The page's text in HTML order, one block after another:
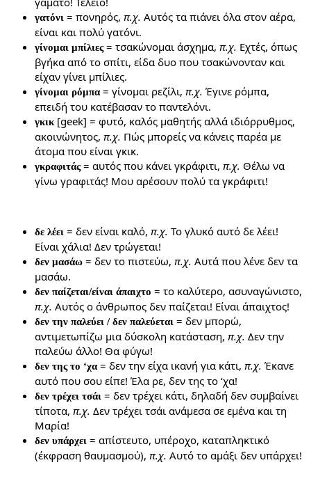
γατόνι = πονηρός, π.χ. Αυτός τα πιάνει όλα στον αέρα,
είναι και πολύ γατόνι.
γίνομαι μπίλιες= τσακώνομαι άσχημα, π.χ. Εχτές, όπως
βγήκα από το σπίτι, είδα δυο που τσακώνονταν και
είχαν γίνει μπίλιες.
γίνομαι ρόμπα= γίνομαι ρεζίλι, π.χ. Έγινε ρόμπα,
επειδή του κατέβασαν το παντελόνι.
γκικ [geek] = φυτό, καλός μαθητής αλλά ιδιόρρυθμος,
ακοινώνητος, π.χ. Πώς μπορείς να κάνεις παρέα με
άτομα που είναι γκικ.
γκραφιτάς= αυτός που κάνει γκράφιτι, π.χ. Θέλω να
γίνω γραφιτάς! Μου αρέσουν πολύ τα γκράφιτι!
δε λέει = δεν είναι καλό, π.χ. Το γλυκό αυτό δε λέει!
Είναι χάλια! Δεν τρώγεται!
δεν μασάω = δεν το πιστεύω, π.χ. Αυτά που λένε δεν τα
μασάω.
δεν παίζεται/είναι άπαιχτο = το καλύτερο, ασυναγώνιστο,
π.χ. Αυτός ο άνθρωπος δεν παίζεται! Είναι άπαιχτος!
δεν την παλεύει / δεν παλεύεται = δεν μπορώ,
αντιμετωπίζω μια δύσκολη κατάσταση, π.χ. Δεν την
παλεύω άλλο! Θα φύγω!
δεν της το ‘χα= δεν την είχα ικανή για κάτι, π.χ. Έκανε
αυτό που σου είπε! Έλα ρε, δεν της το ‘χα!
δεν τρέχει τσάι = δεν τρέχει κάτι, δηλαδή δεν συμβαίνει
τίποτα, π.χ. Δεν τρέχει τσάι ανάμεσα σε εμένα και τη
Μαρία!
δεν υπάρχει = απίστευτο, υπέροχο, καταπληκτικό
(έκφραση θαυμασμού), π.χ. Αυτό το αμάξι δεν υπάρχει!